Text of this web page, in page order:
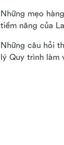
Những mẹo
tiềm năng của
Những câu hỏi
lý Quy trình làm